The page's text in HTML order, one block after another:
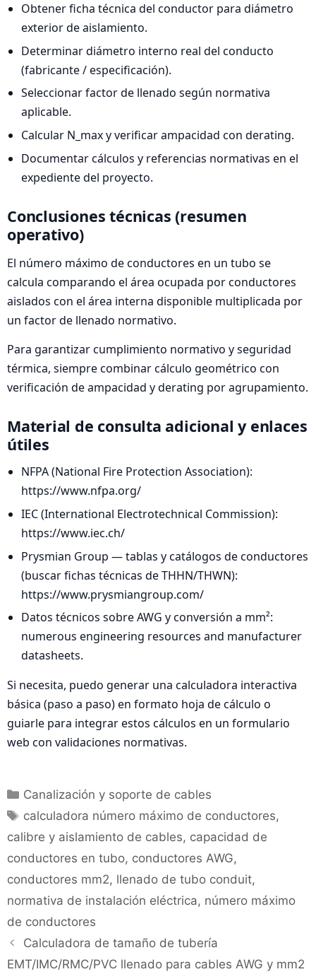
Obtener ficha técnica del conductor para diámetro
exterior de aislamiento.
Determinar diámetro interno real del conducto
(fabricante / especificación).
Seleccionar factor de llenado según normativa
aplicable.
Calcular N_max y verificar ampacidad con derating.
Documentar cálculos y referencias normativas en el
expediente del proyecto.
Conclusiones técnicas (resumen
operativo)
El número máximo de conductores en un tubo se
calcula comparando el área ocupada por conductores
aislados con el área interna disponible multiplicada por
un factor de llenado normativo.
Para garantizar cumplimiento normativo y seguridad
térmica, siempre combinar cálculo geométrico con
verificación de ampacidad y derating por agrupamiento.
Material de consulta adicional y enlaces
útiles
NFPA (National Fire Protection Association):
https://www.nfpa.org/
IEC (International Electrotechnical Commission):
https://www.iec.ch/
Prysmian Group — tablas y catálogos de conductores
(buscar fichas técnicas de THHN/THWN):
https://www.prysmiangroup.com/
Datos técnicos sobre AWG y conversión a mm²:
numerous engineering resources and manufacturer
datasheets.
Si necesita, puedo generar una calculadora interactiva
básica (paso a paso) en formato hoja de cálculo o
guiarle para integrar estos cálculos en un formulario
web con validaciones normativas.
Categorías
Canalización y soporte de cables
Etiquetas
calculadora número máximo de conductores,
calibre y aislamiento de cables, capacidad de
conductores en tubo, conductores AWG,
conductores mm2, llenado de tubo conduit,
normativa de instalación eléctrica, número máximo
de conductores
Calculadora de tamaño de tubería
EMT/IMC/RMC/PVC llenado para cables AWG y mm2